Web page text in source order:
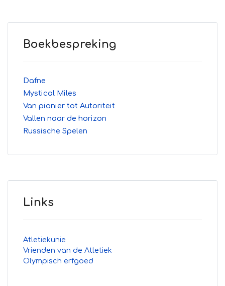
Boekbespreking
Dafne
Mystical Miles
Van pionier tot Autoriteit
Vallen naar de horizon
Russische Spelen
Links
Atletiekunie
Vrienden van de Atletiek
Olympisch erfgoed